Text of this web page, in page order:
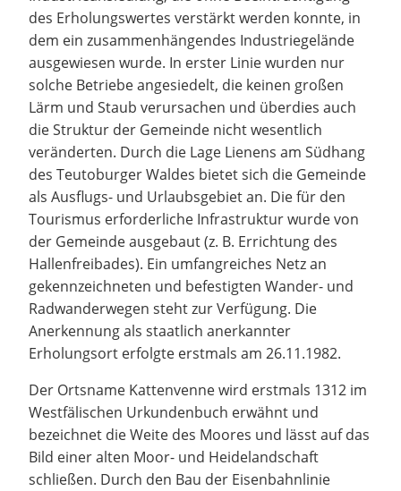
des Erholungswertes verstärkt werden konnte, in
dem ein zusammenhängendes Industriegelände
ausgewiesen wurde. In erster Linie wurden nur
solche Betriebe angesiedelt, die keinen großen
Lärm und Staub verursachen und überdies auch
die Struktur der Gemeinde nicht wesentlich
veränderten. Durch die Lage Lienens am Südhang
des Teutoburger Waldes bietet sich die Gemeinde
als Ausflugs- und Urlaubsgebiet an. Die für den
Tourismus erforderliche Infrastruktur wurde von
der Gemeinde ausgebaut (z. B. Errichtung des
Hallenfreibades). Ein umfangreiches Netz an
gekennzeichneten und befestigten Wander- und
Radwanderwegen steht zur Verfügung. Die
Anerkennung als staatlich anerkannter
Erholungsort erfolgte erstmals am 26.11.1982.
Der Ortsname Kattenvenne wird erstmals 1312 im
Westfälischen Urkundenbuch erwähnt und
bezeichnet die Weite des Moores und lässt auf das
Bild einer alten Moor- und Heidelandschaft
schließen. Durch den Bau der Eisenbahnlinie